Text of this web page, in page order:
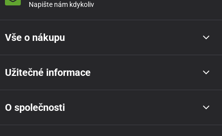
Napište nám kdykoliv
Vše o nákupu
Užitečné informace
O společnosti